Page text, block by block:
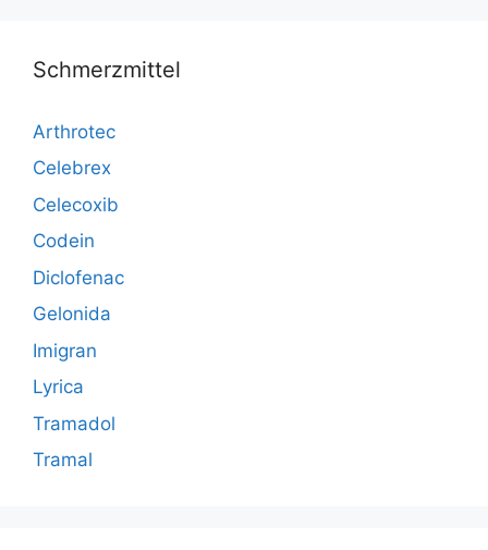
Schmerzmittel
Arthrotec
Celebrex
Celecoxib
Codein
Diclofenac
Gelonida
Imigran
Lyrica
Tramadol
Tramal